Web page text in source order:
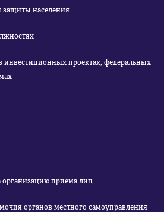
населения
инвестиционных проектах, федеральных
организацию приема лиц
органов местного самоуправления